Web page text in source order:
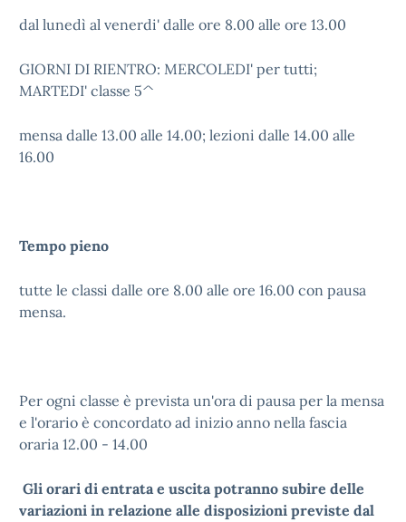
dal lunedì al venerdi' dalle ore 8.00 alle ore 13.00
GIORNI DI RIENTRO: MERCOLEDI' per tutti;
MARTEDI' classe 5^
mensa dalle 13.00 alle 14.00; lezioni dalle 14.00 alle
16.00
Tempo pieno
tutte le classi dalle ore 8.00 alle ore 16.00 con pausa
mensa.
Per ogni classe è prevista un'ora di pausa per la mensa
e l'orario è concordato ad inizio anno nella fascia
oraria 12.00 - 14.00
Gli orari di entrata e uscita potranno subire delle
variazioni in relazione alle disposizioni previste dal